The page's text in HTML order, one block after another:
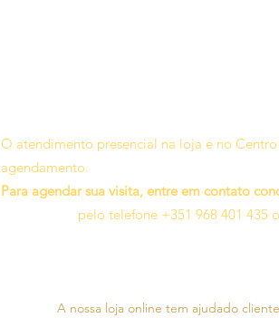
O atendimento presencial na loja e no
agendamento.
Para agendar sua visita, entre em contato
pelo telefone +351 968 401 435
A nossa loja online tem ajudado